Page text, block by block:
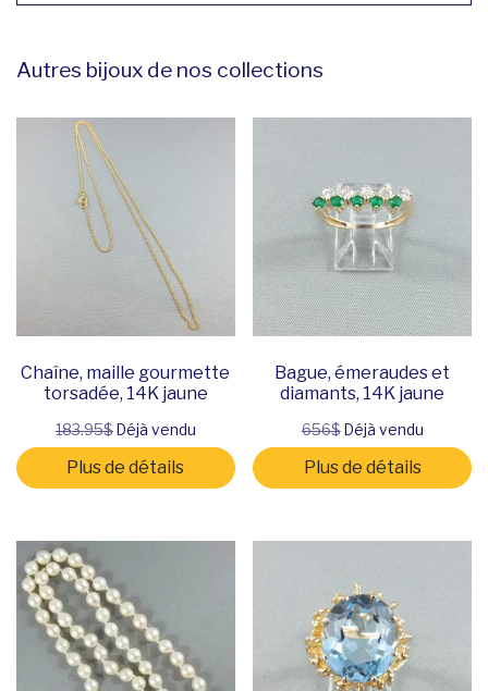
Autres bijoux de nos collections
Chaîne, maille gourmette
torsadée, 14K jaune
183.95$Déjà vendu
Plus de détails
Bague, émeraudes et
diamants, 14K jaune
656$Déjà vendu
Plus de détails